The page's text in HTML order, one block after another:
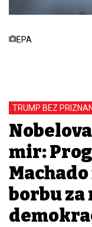
EPA
TRUMP BEZ
mir:
borbu za